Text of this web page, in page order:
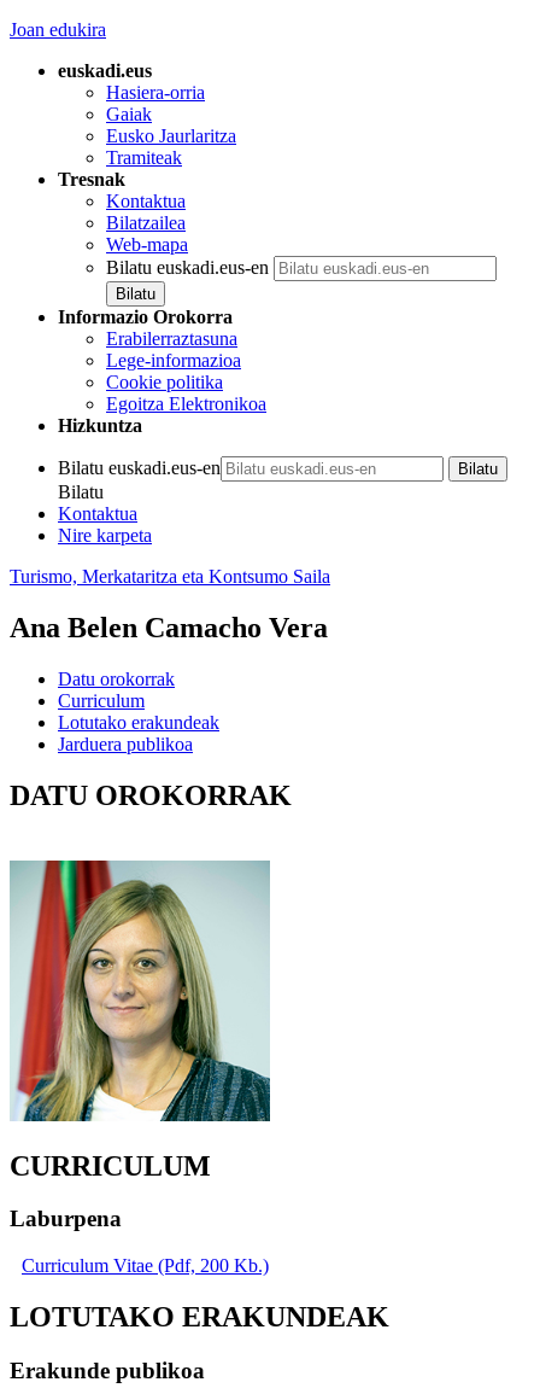
Joan edukira
euskadi.eus
Hasiera-orria
Gaiak
Eusko Jaurlaritza
Tramiteak
Tresnak
Kontaktua
Bilatzailea
Web-mapa
Bilatu euskadi.eus-en
Informazio Orokorra
Erabilerraztasuna
Lege-informazioa
Cookie politika
Egoitza Elektronikoa
Hizkuntza
Bilatu euskadi.eus-en
Bilatu
Kontaktua
Nire karpeta
Turismo, Merkataritza eta Kontsumo Saila
Ana Belen Camacho Vera
Datu orokorrak
Curriculum
Lotutako erakundeak
Jarduera publikoa
DATU OROKORRAK
CURRICULUM
Laburpena
Curriculum Vitae (Pdf, 200 Kb.)
LOTUTAKO ERAKUNDEAK
Erakunde publikoa